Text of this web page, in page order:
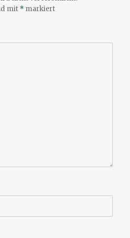
mit * markiert